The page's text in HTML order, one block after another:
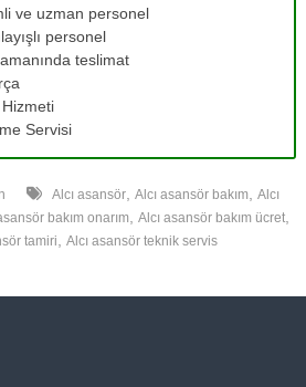
ve uzman personel
personel
teslimat
Servisi
Alcı asansör, Alcı asansör bakım
Alcı
bakım onarım Alcı asansör bakım ücret,
tamiri Alcı asansör teknik servis